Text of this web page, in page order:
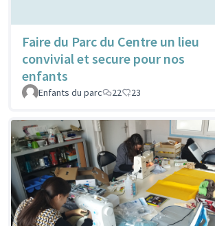
Faire du Parc du Centre un lieu
convivial et secure pour nos
enfants
Enfants du parc 22 23